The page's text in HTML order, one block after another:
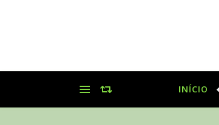
INÍCIO